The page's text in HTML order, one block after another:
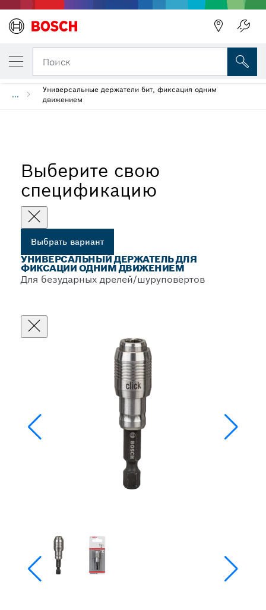
Поиск
...
Универсальные держатели бит, фиксация одним
движением
Выберите свою
спецификацию
Выбрать вариант
УНИВЕРСАЛЬНЫЙ ДЕРЖАТЕЛЬ ДЛЯ
ФИКСАЦИИ ОДНИМ ДВИЖЕНИЕМ
Для безударных дрелей/шуруповертов
ВЫБРАННЫЙ ВАРИАНТ
Универсальный держатель для